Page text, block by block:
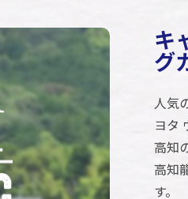
キ
グ
人気
ヨタ
高知
高知
す。